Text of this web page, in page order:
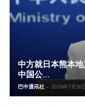
中方就日本熊本
中国公...
巴中通讯社 - 2026年7月30